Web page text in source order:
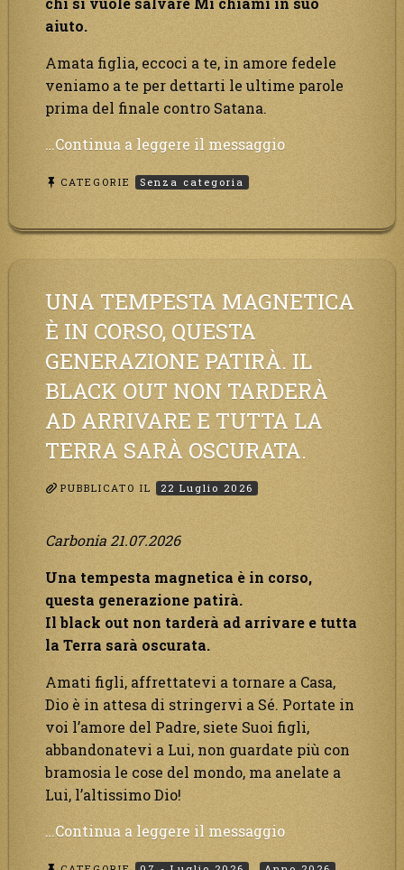
aiuto.
Amata figlia, eccoci a te, in amore fedele
veniamo a te per dettarti le ultime parole
prima del finale contro Satana.
…Continua a leggere il messaggio“Questi
attimi
chi
si
salvare
Mi
chiami
in
suo
CATEGORIE Senza categoria
UNA TEMPESTA MAGNETICA
È IN CORSO, QUESTA
GENERAZIONE PATIRÀ. IL
BLACK OUT NON TARDERÀ
AD ARRIVARE E TUTTA LA
TERRA SARÀ OSCURATA.
PUBBLICATO IL 22 Luglio 2026
Carbonia 21.07.2026
Una tempesta magnetica è in corso,
questa generazione patirà.
Il black out non tarderà ad arrivare e tutta
la Terra sarà oscurata.
Amati figli, affrettatevi a tornare a Casa,
Dio è in attesa di stringervi a Sé. Portate in
voi l’amore del Padre, siete Suoi figli,
abbandonatevi a Lui, non guardate più con
bramosia le cose del mondo, ma anelate a
Lui, l’altissimo Dio!
…Continua a leggere il messaggio“Una